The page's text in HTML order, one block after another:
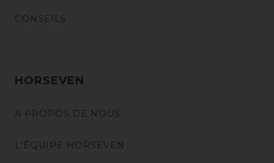
CONSEILS
HORSEVEN
A PROPOS DE NOUS
L'ÉQUIPE HORSEVEN